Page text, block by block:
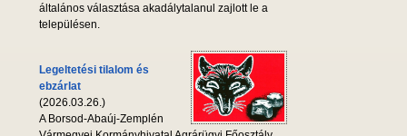
általános választása akadálytalanul zajlott le a
településen.
Legeltetési tilalom és
ebzárlat
(2026.03.26.)
A Borsod-Abaúj-Zemplén